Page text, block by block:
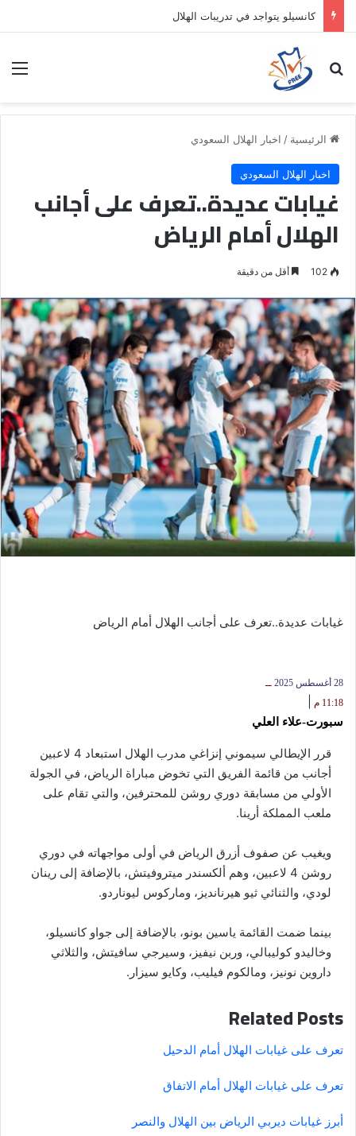
كانسيلو يتواجد في تدريبات الهلال
بحث عن
الرئيسية / اخبار الهلال السعودي
اخبار الهلال السعودي
غيابات عديدة..تعرف على أجانب
الهلال أمام الرياض
102 أقل من دقيقة
غيابات عديدة..تعرف على أجانب الهلال أمام الرياض
28 أغسطس 2025
11:18 م
سبورت-علاء العلي
قرر الإيطالي سيموني إنزاغي مدرب الهلال استبعاد 4 لاعبين
أجانب من قائمة الفريق التي تخوض مباراة الرياض، في الجولة
الأولي من مسابقة دوري روشن للمحترفين، والتي تقام على
ملعب المملكة أرينا.
ويغيب عن صفوف أزرق الرياض في أولى مواجهاته في دوري
روشن 4 لاعبين، وهم ألكسندر ميتروفيتش، بالإضافة إلى رينان
لودي، والثنائي ثيو هيرنانديز، وماركوس ليوناردو.
بينما ضمت القائمة ياسين بونو، بالإضافة إلى جواو كانسيلو،
وخاليدو كوليبالي، وربن نيفيز، وسيرجي سافيتش، والثلاثي
داروين نونيز، ومالكوم فيليب، وكايو سيزار.
Related Posts
تعرف على غيابات الهلال أمام الدحيل
تعرف على غيابات الهلال أمام الاتفاق
أبرز غيابات ديربي الرياض بين الهلال والنصر